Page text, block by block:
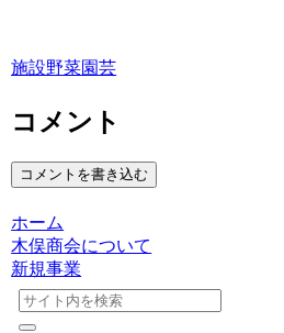
施設野菜園芸
コメント
コメントを書き込む
ホーム
木俣商会について
新規事業